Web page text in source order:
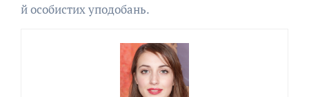
й особистих уподобань.